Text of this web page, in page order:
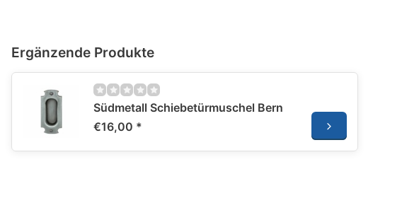
Ergänzende Produkte
Südmetall Schiebetürmuschel Bern
€16,00 *